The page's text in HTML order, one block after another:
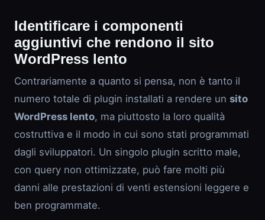
Identificare i componenti
aggiuntivi che rendono il sito
WordPress lento
Contrariamente a quanto si pensa, non è tanto il
numero totale di plugin installati a rendere un sito
WordPress lento, ma piuttosto la loro qualità
costruttiva e il modo in cui sono stati programmati
dagli sviluppatori. Un singolo plugin scritto male,
con query non ottimizzate, può fare molti più
danni alle prestazioni di venti estensioni leggere e
ben programmate.